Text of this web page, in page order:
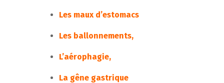
Les maux d’estomacs
Les ballonnements,
L’aérophagie,
La gêne gastrique